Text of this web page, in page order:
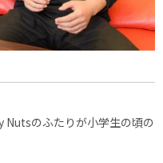
Nutsのふたりが小学生の頃の